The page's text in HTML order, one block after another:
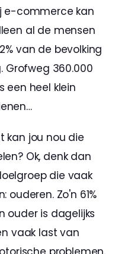
e-commerce kan
al de mensen
van de bevolking
Grofweg 360.000
een heel klein
kan jou nou die
Ok, denk dan
die vaak
Zo'n 61%
ouder is dagelijks
vaak last van